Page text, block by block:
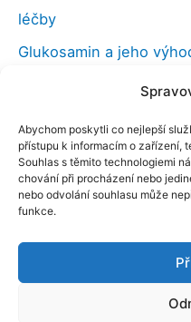
Abychom poskytli co nejlepší
přístupu k informacím o zařízení,
Souhlas s těmito technologiemi
chování při procházení nebo
nebo odvolání souhlasu může
funkce.
léčby
Glukosamin a jeho
Vilcacora (kočičí
kloubů
Nootropika – chytré
Copyright © 2026
Blog -